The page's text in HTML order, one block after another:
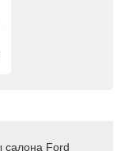
салона Ford